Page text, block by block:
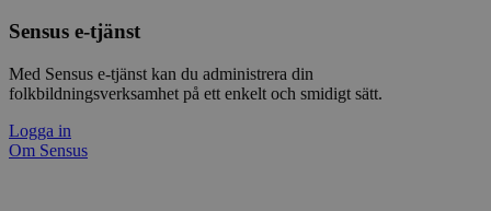
Sensus e-tjänst
Med Sensus e-tjänst kan du administrera din
folkbildningsverksamhet på ett enkelt och smidigt sätt.
Logga in
Om Sensus